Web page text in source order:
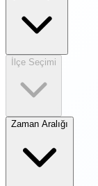
İlçe Seçimi
Zaman Aralığı